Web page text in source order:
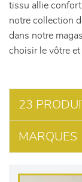
décoration
tissu allie
notre collection
dans notre
choisir le vôtre et
23
MARQUES